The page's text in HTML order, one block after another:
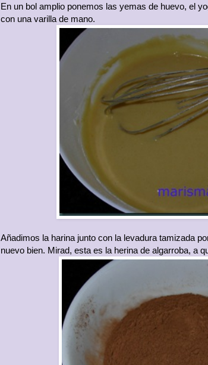
En un bol amplio ponemos las yemas de huevo, el
con una varilla de mano.
Añadimos la harina junto con la levadura tamizada
nuevo bien. Mirad, esta es la herina de algarroba, a